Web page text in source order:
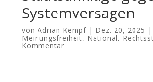
Systemversagen
von Adrian Kempf| Dez. 20, 2025 |
Meinungsfreiheit, National,
Kommentar